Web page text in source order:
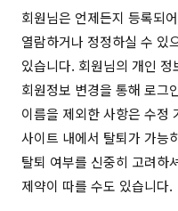
회원님은 언제든지 등록되
열람하거나 정정하실 수 있
있습니다. 회원님의 개인
회원정보 변경을 통해 로
이름을 제외한 사항은 수정
사이트 내에서 탈퇴가 가능
탈퇴 여부를 신중히 고려하
제약이 따를 수도 있습니다.